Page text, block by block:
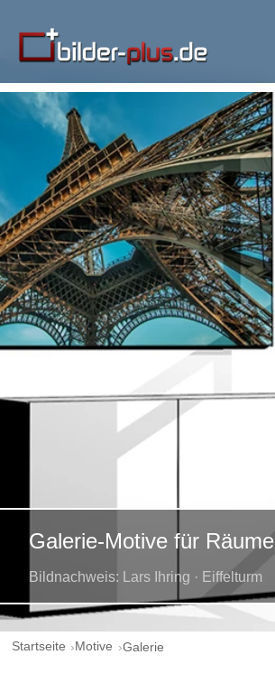
Galerie-Motive für Räume
Bildnachweis: Lars Ihring · Eiffelturm
Startseite Motive Galerie